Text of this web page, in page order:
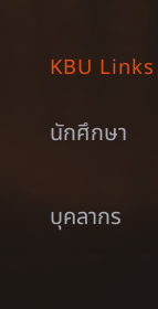
KBU Links
นักศึกษา
บุคลากร